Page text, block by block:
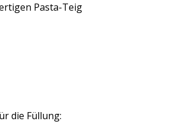
Pasta-Teig
die Füllung: